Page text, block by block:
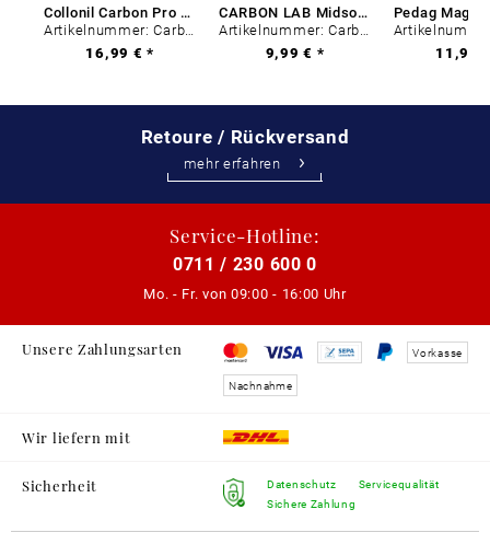
Collonil Carbon Pro 400 ml
Artikelnummer: Carbon-0
16,99 € *
CARBON LAB Midsole Cleaner
Artikelnummer: Carbon-0
9,99 € *
11,99
Retoure / Rückversand
mehr erfahren
Service-Hotline:
0711 / 230 600 0
Mo. - Fr. von 09:00 - 16:00 Uhr
Unsere Zahlungsarten Vorkasse
Nachnahme
Wir liefern mit
Sicherheit
Datenschutz
Sichere Zahlung
Servicequalität